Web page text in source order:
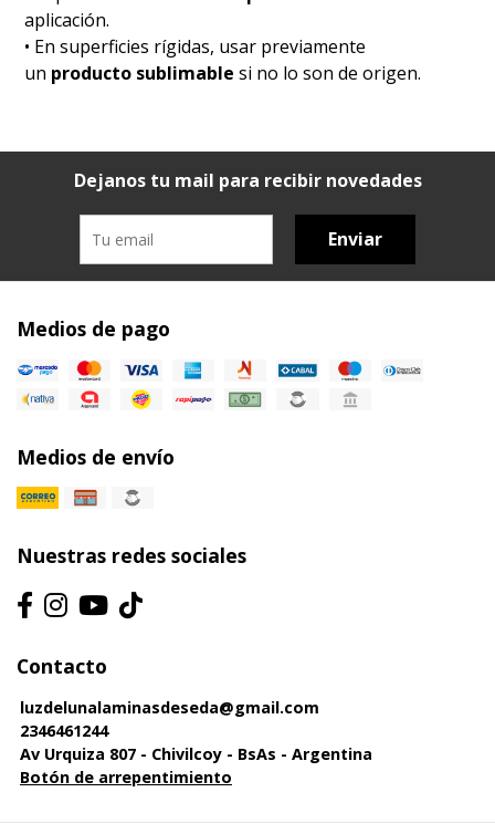
aplicación.
• En superficies rígidas, usar previamente
un producto sublimable si no lo son de origen.
Dejanos tu mail para recibir novedades
Enviar
Medios de pago
Medios de envío
Nuestras redes sociales
Contacto
luzdelunalaminasdeseda@gmail.com
2346461244
Av Urquiza 807 - Chivilcoy - BsAs - Argentina
Botón de arrepentimiento